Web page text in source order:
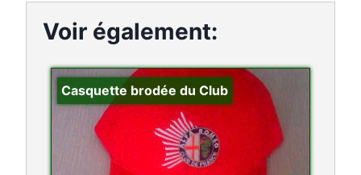
Voir également:
Casquette brodée du Club